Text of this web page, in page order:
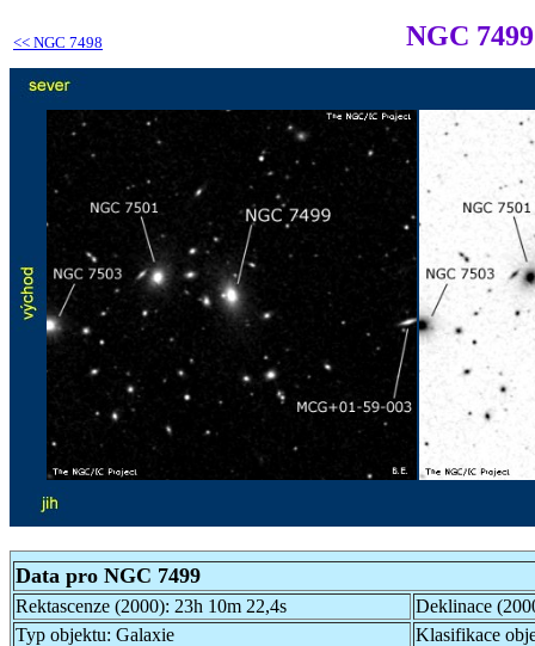
<< NGC 7498 NGC 7499
Data pro NGC 7499
Rektascenze (2000): 23h 10m 22,4s
Deklinace
Typ objektu: Galaxie
Klasifikace